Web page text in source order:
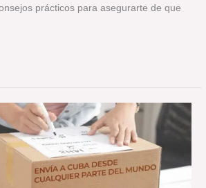
prácticos para asegurarte de que